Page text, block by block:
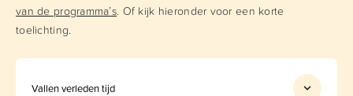
van de programma’s. Of kijk hieronder voor een korte
toelichting.
Vallen verleden tijd